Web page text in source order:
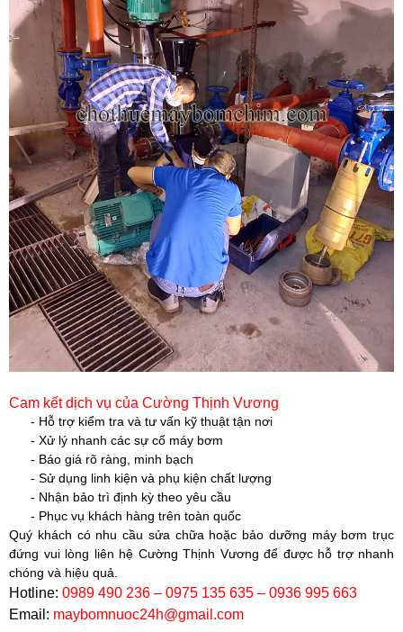
Cam kết dịch vụ của Cường Thịnh Vương
- Hỗ trợ kiểm tra và tư vấn kỹ thuật tận nơi
- Xử lý nhanh các sự cố máy bơm
- Báo giá rõ ràng, minh bạch
- Sử dụng linh kiện và phụ kiện chất lượng
- Nhận bảo trì định kỳ theo yêu cầu
- Phục vụ khách hàng trên toàn quốc
Quý khách có nhu cầu sửa chữa hoặc bảo dưỡng máy bơm trục
đứng vui lòng liên hệ Cường Thịnh Vương để được hỗ trợ nhanh
chóng và hiệu quả.
Hotline: 0989 490 236 – 0975 135 635 – 0936 995 663
Email: maybomnuoc24h@gmail.com